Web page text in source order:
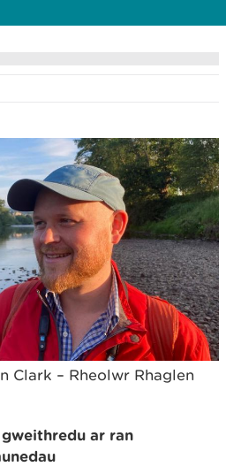
Clark – Rheolwr Rhaglen
ar ran